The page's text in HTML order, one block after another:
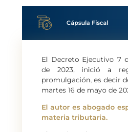
Cápsula Fiscal
El Decreto Ejecutivo 7
de 2023, inició a
promulgación, es decir
martes 16 de mayo de
El autor es abogado
materia tributaria.